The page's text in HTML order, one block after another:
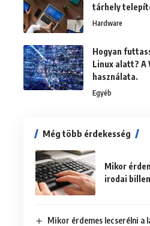
tárhely
Hardware
Hogyan
Linux alatt? A
használata.
Egyéb
Még több érdekesség
Mikor
irodai
Mikor érdemes lecserélni